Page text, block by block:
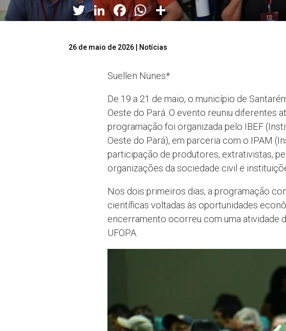
Twitter
LinkedIn
Facebook
WhatsApp
Share
26 de maio de 2026 Notícias
Suellen Nunes*
De 19 a 21 de maio, o município de
Oeste do Pará. O evento reuniu diferentes
programação foi organizada pelo IBEF
Oeste do Pará), em parceria com o IPAM
participação de produtores, extrativistas,
organizações da sociedade civil e
Nos dois primeiros dias, a programação
científicas voltadas às oportunidades
encerramento ocorreu com uma atividade
UFOPA.